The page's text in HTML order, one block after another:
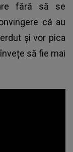
fără să se
că au
și vor pica
să fie mai